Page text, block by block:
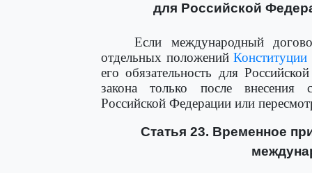
для Российской
Если международный
отдельных положенийКонституции
его обязательность для
закона только после
Российской Федерации или
Статья 23. Временное